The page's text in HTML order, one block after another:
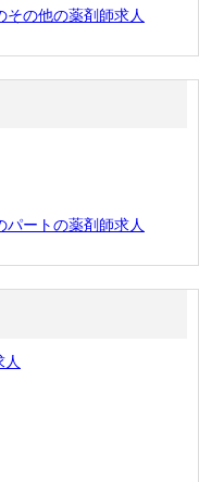
その他の薬剤師求人
パートの薬剤師求人